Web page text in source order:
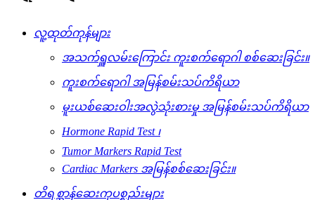
လူ့ထုတ်ကုန်များ
အသက်ရှူလမ်းကြောင်း ကူးစက်ရောဂါ စစ်ဆေးခြင်း။
ကူးစက်ရောဂါ အမြန်စမ်းသပ်ကိရိယာ
မူးယစ်ဆေးဝါးအလွဲသုံးစားမှု အမြန်စမ်းသပ်ကိရိယာ
Hormone Rapid Test ၊
Tumor Markers Rapid Test
Cardiac Markers အမြန်စစ်ဆေးခြင်း။
တိရစ္ဆာန်ဆေးကုပစ္စည်းများ